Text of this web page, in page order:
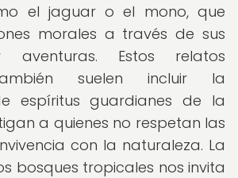
el jaguar o el mono, que
morales a través de sus
aventuras. Estos relatos
suelen incluir la
espíritus guardianes de la
a quienes no respetan las
con la naturaleza. La
bosques tropicales nos invita